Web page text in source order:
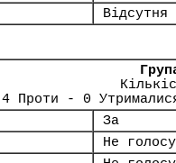
Відсутня
Проти - 0
За
Не